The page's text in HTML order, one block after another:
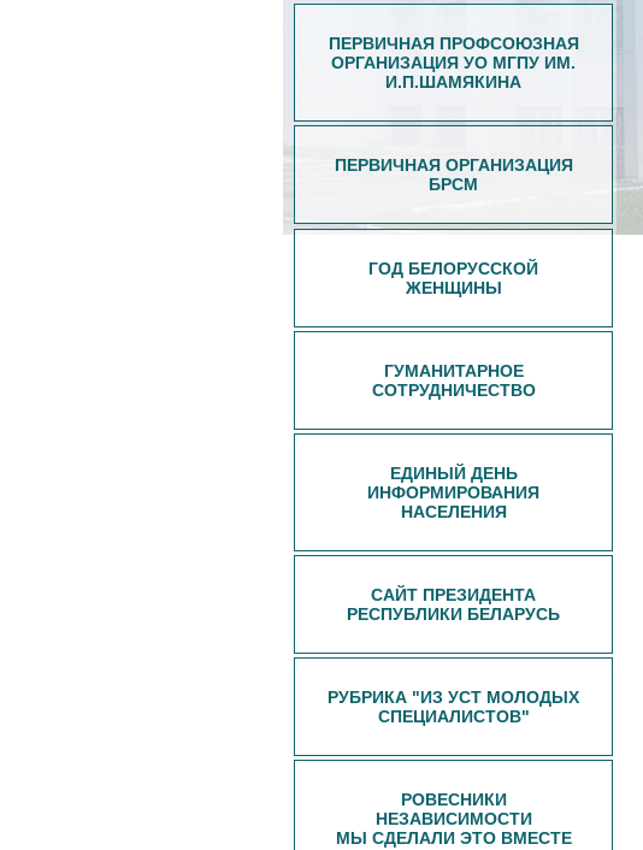
ПЕРВИЧНАЯ ПРОФСОЮЗНАЯ
ОРГАНИЗАЦИЯ УО МГПУ ИМ.
И.П.ШАМЯКИНА
ПЕРВИЧНАЯ ОРГАНИЗАЦИЯ
БРСМ
ГОД БЕЛОРУССКОЙ
ЖЕНЩИНЫ
ГУМАНИТАРНОЕ
СОТРУДНИЧЕСТВО
ЕДИНЫЙ ДЕНЬ
ИНФОРМИРОВАНИЯ
НАСЕЛЕНИЯ
САЙТ ПРЕЗИДЕНТА
РЕСПУБЛИКИ БЕЛАРУСЬ
РУБРИКА "ИЗ УСТ МОЛОДЫХ
СПЕЦИАЛИСТОВ"
РОВЕСНИКИ
НЕЗАВИСИМОСТИ
МЫ СДЕЛАЛИ ЭТО ВМЕСТЕ